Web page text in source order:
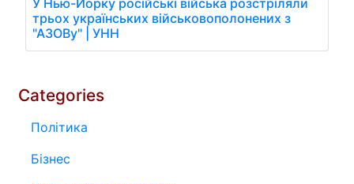
У Нью-Йорку російські війська розстріляли
трьох українських військовополонених з
"АЗОВу" | УНН
Categories
Політика
Бізнес